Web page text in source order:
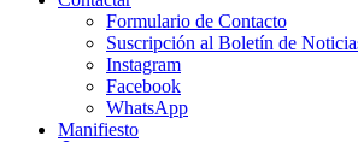
Formulario de Contacto
Suscripción al Boletín de
Instagram
Facebook
WhatsApp
Manifiesto